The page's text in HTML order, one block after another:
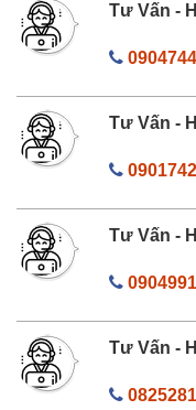
Tư Vấn -
Tư Vấn -
Tư Vấn -
Tư Vấn -